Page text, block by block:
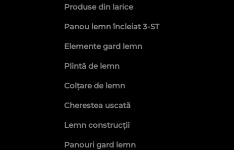
Produse din larice
Panou lemn încleiat 3-ST
Elemente gard lemn
Plintă de lemn
Colțare de lemn
Cherestea uscată
Lemn construcții
Panouri gard lemn